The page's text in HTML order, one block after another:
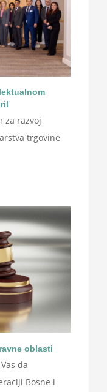
za razvoj
trgovine
oblasti
da
Bosne i